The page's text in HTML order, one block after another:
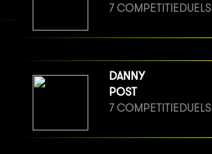
7 COMPETITIEDUELS
DANNY
POST
7 COMPETITIEDUELS